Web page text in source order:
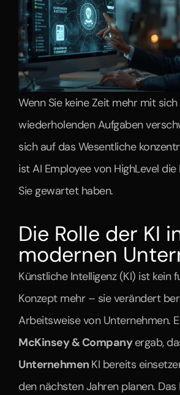
Wenn Sie keine Zeit mehr mit sich
wiederholenden Aufgaben
sich auf das Wesentliche
ist AI Employee von HighLevel
Sie gewartet haben.
Die Rolle der KI
modernen
Künstliche Intelligenz (KI) ist kein
Konzept mehr – sie verändert
McKinsey & Company ergab,
Unternehmen KI bereits
den nächsten Jahren planen. Das